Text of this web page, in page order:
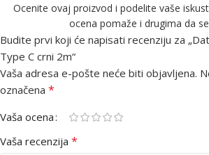
Ocenite ovaj proizvod i podelite vaše
ocena pomaže i drugima da
Budite prvi koji će napisati recenziju za
Type C crni 2m“
Vaša adresa e-pošte neće biti objavljena.
označena *
Vaša ocena
Vaša recenzija *